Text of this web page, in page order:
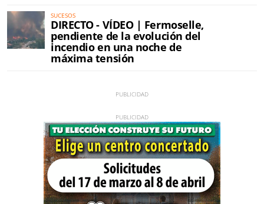
SUCESOS
DIRECTO - VÍDEO | Fermoselle,
pendiente de la evolución del
incendio en una noche de
máxima tensión